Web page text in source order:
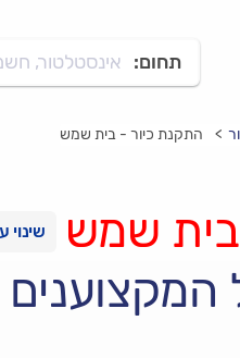
תחום: אינסטלטור,
התקנת כיור - בית שמש
שמש